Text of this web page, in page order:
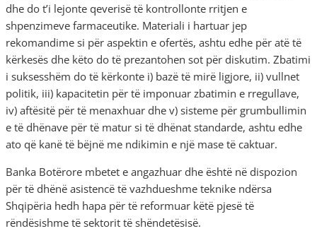
dhe do t’i lejonte qeverisë të kontrollonte rritjen e
shpenzimeve farmaceutike. Materiali i hartuar jep
rekomandime si për aspektin e ofertës, ashtu edhe për atë të
kërkesës dhe këto do të prezantohen sot për diskutim. Zbatimi
i suksesshëm do të kërkonte i) bazë të mirë ligjore, ii) vullnet
politik, iii) kapacitetin për të imponuar zbatimin e rregullave,
iv) aftësitë për të menaxhuar dhe v) sisteme për grumbullimin
e të dhënave për të matur si të dhënat standarde, ashtu edhe
ato që kanë të bëjnë me ndikimin e një mase të caktuar.
Banka Botërore mbetet e angazhuar dhe është në dispozion
për të dhënë asistencë të vazhdueshme teknike ndërsa
Shqipëria hedh hapa për të reformuar këtë pjesë të
rëndësishme të sektorit të shëndetësisë.